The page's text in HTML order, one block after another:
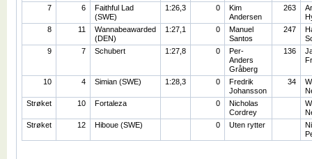
7
6
Faithful Lad
(SWE)
1:26,3 0
Kim
Andersen
263
8
11
Wannabeawarded
(DEN)
1:27,1 0
Manuel
Santos
247
9
7 Schubert 1:27,8 0
Per-
Anders
Gråberg
136
10 4 Simian (SWE) 1:28,3 0
Fredrik
Johansson
34
Strøket
10 Fortaleza 0
Nicholas
Cordrey
Strøket
12 Hiboue (SWE) 0 Uten rytter